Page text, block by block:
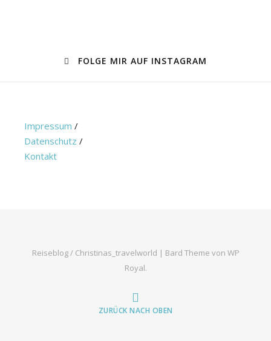
FOLGE MIR AUF INSTAGRAM
Impressum /
Datenschutz /
Kontakt
Reiseblog / Christinas_travelworld | Bard Theme von WP
Royal.
ZURÜCK NACH OBEN